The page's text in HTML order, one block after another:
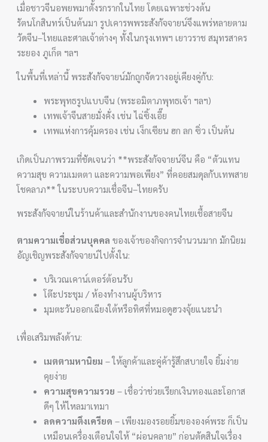
เมื่อชาวจีนอพยพมาตั้งรกรากในไทย โดยเฉพาะช่วงต้น
รัตนโกสินทร์เป็นต้นมา รูปเคารพพระสังกัจจายน์จึงแพร่หลายตาม
วัดจีน–ไทยและศาลเจ้าต่างๆ ทั้งในกรุงเทพฯ เยาวราช สมุทรสาคร
ระยอง ภูเก็ต ฯลฯ
ในพื้นที่เหล่านี้ พระสังกัจจายน์มักถูกจัดวางอยู่เคียงคู่กับ:
พระพุทธรูปแบบจีน (พระอมิตาภพุทธเจ้า ฯลฯ)
เทพเจ้าจีนสายมั่งคั่ง เช่น ไฉ่ซิ้งเอี๊ย
เทพแห่งการคุ้มครอง เช่น เง็กเซียน ฮก ลก ซิ่ว เป็นต้น
เกิดเป็นภาพรวมที่ชัดเจนว่า **พระสังกัจจายน์จีน คือ “ตัวแทน
ความสุข ความเมตตา และความพอเพียง” ที่คอยสมดุลกับเทพสาย
โชคลาภ** ในระบบความเชื่อจีน–ไทยครับ
พระสังกัจจายน์ในร้านค้าและสำนักงานของคนไทยเชื้อสายจีน
ตามความเชื่อส่วนบุคคล ของเจ้าของกิจการจำนวนมาก มักนิยม
อัญเชิญพระสังกัจจายน์ไปตั้งใน:
บริเวณเคาน์เตอร์ต้อนรับ
โต๊ะประชุม / ห้องทำงานผู้บริหาร
มุมตะวันออกเฉียงใต้หรือทิศที่หมอดูฮวงจุ้ยแนะนำ
เพื่อเสริมพลังด้าน:
เมตตามหานิยม – ให้ลูกค้าและคู่ค้ารู้สึกสบายใจ ยิ้มง่าย
คุยง่าย
ความสุขความรวย – เชื่อว่าช่วยเรียกเงินทองและโอกาส
ดีๆ ให้ไหลมาเทมา
ลดความตึงเครียด – เพียงมองรอยยิ้มขององค์พระ ก็เป็น
เหมือนเครื่องเตือนใจให้ “ผ่อนคลาย” ก่อนตัดสินใจเรื่อง